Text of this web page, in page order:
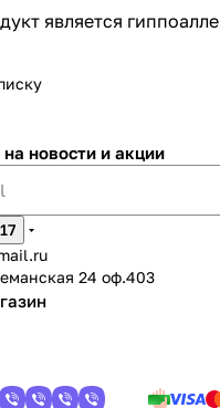
является
на новости и акции
24 оф.403